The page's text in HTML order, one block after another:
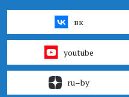
вк
youtube
ru–by